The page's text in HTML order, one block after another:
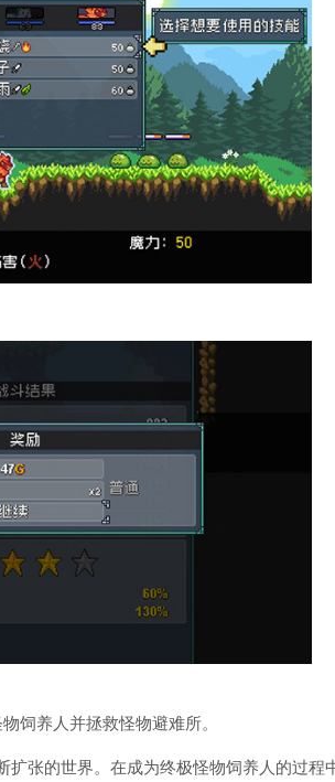
饲养人并拯救怪物避难所。
张的世界。在成为终极怪物饲养人的过程